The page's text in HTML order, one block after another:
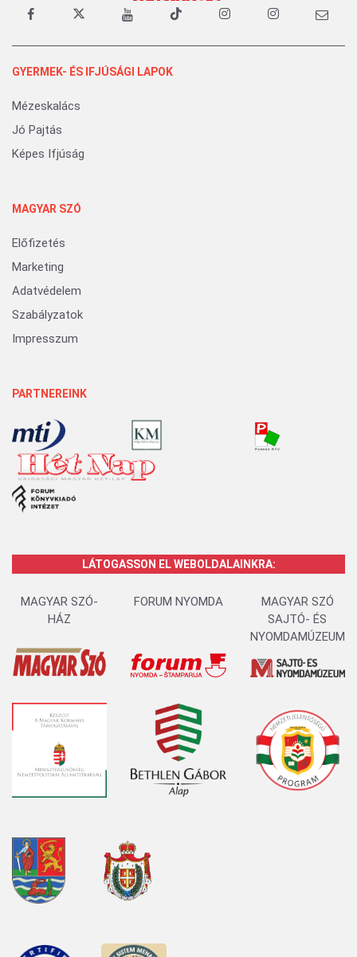
GYERMEK- ÉS IFJÚSÁGI LAPOK
Mézeskalács
Jó Pajtás
Képes Ifjúság
MAGYAR SZÓ
Előfizetés
Marketing
Adatvédelem
Szabályzatok
Impresszum
PARTNEREINK
LÁTOGASSON EL WEBOLDALAINKRA:
MAGYAR SZÓ-
HÁZ
FORUM NYOMDA
MAGYAR SZÓ
SAJTÓ- ÉS
NYOMDAMÚZEUM